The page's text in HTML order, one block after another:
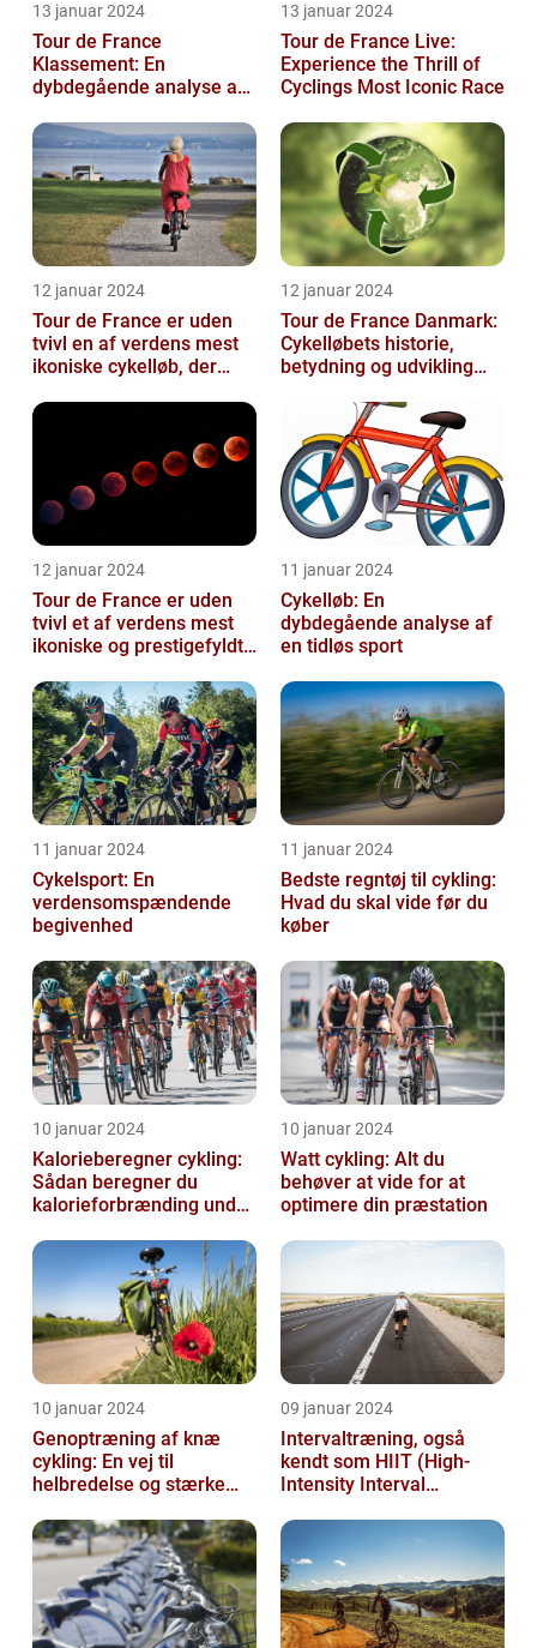
13 januar 2024
Tour de France
Klassement: En
dybdegående analyse af
13 januar 2024
Tour de France Live:
Experience the Thrill of
Cyclings Most Iconic Race
12 januar 2024
Tour de France er uden
tvivl en af verdens mest
ikoniske cykelløb, der
millioner...
12 januar 2024
Tour de France Danmark:
Cykelløbets historie,
betydning og udvikling
12 januar 2024
Tour de France er uden
tvivl et af verdens mest
ikoniske og prestigefyldte
11 januar 2024
Cykelløb: En
dybdegående analyse af
en tidløs sport
11 januar 2024
Cykelsport: En
verdensomspændende
begivenhed
11 januar 2024
Bedste regntøj til cykling:
Hvad du skal vide før du
køber
10 januar 2024
Kalorieberegner cykling:
Sådan beregner du
kalorieforbrænding under
10 januar 2024
Watt cykling: Alt du
behøver at vide for at
optimere din præstation
10 januar 2024
Genoptræning af knæ
cykling: En vej til
helbredelse og stærke
09 januar 2024
Intervaltræning, også
kendt som HIIT (High-
Intensity Interval
træningsmetod...